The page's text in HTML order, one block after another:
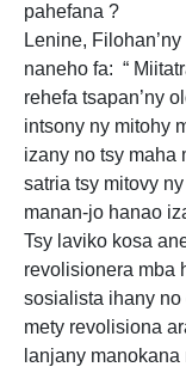
pahefana ?
Lenine,
naneho fa: “
rehefa tsapan’ny
intsony ny mitohy
izany no tsy maha
satria tsy mitovy
manan-jo hanao
Tsy laviko kosa
revolisionera mba
sosialista ihany
mety revolisiona
lanjany